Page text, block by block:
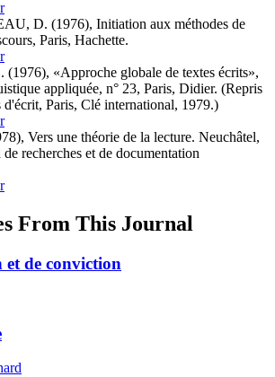
D. (1976), Initiation aux méthodes de
Paris, Hachette.
«Approche globale de textes écrits»,
appliquée, n° 23, Paris, Didier. (Repris
d'écrit, Paris, Clé international, 1979.)
Vers une théorie de la lecture. Neuchâtel,
recherches et de documentation
From This Journal
et de conviction